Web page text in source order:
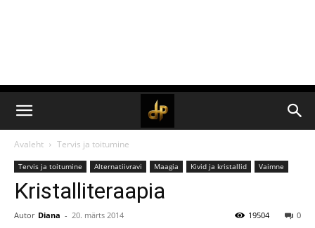
Avaleht Tervis ja toitumine
Tervis ja toitumine Alternatiivravi Maagia Kivid ja kristallid Vaimne
Kristalliteraapia
Autor Diana - 20. märts 2014 0
19504